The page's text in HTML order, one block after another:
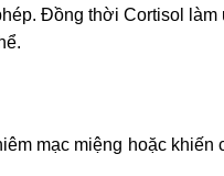
Đồng thời Cortisol
mạc miệng hoặc khiến